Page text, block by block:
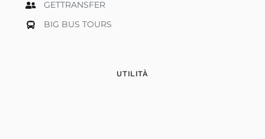
GETTRANSFER
BIG BUS TOURS
UTILITÀ